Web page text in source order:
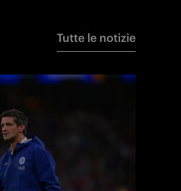
Tutte le notizie